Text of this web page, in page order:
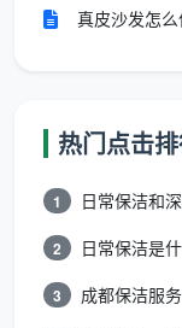
户
处
具
对于大部分
洁维持浮尘，
的深度保洁配搭
真皮沙发怎
热门点击
1
2
3